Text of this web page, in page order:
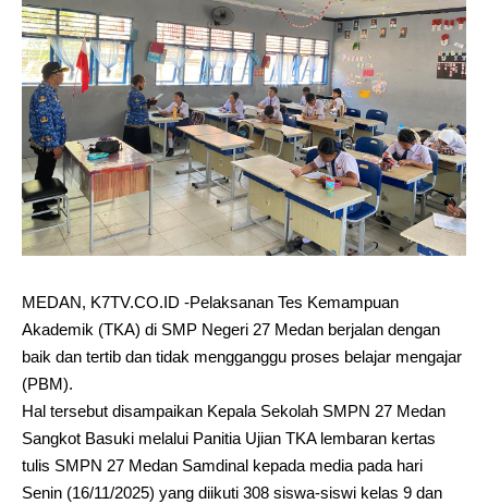
MEDAN, K7TV.CO.ID -Pelaksanan Tes Kemampuan
Akademik (TKA) di SMP Negeri 27 Medan berjalan dengan
baik dan tertib dan tidak mengganggu proses belajar mengajar
(PBM).
Hal tersebut disampaikan Kepala Sekolah SMPN 27 Medan
Sangkot Basuki melalui Panitia Ujian TKA lembaran kertas
tulis SMPN 27 Medan Samdinal kepada media pada hari
Senin (16/11/2025) yang diikuti 308 siswa-siswi kelas 9 dan